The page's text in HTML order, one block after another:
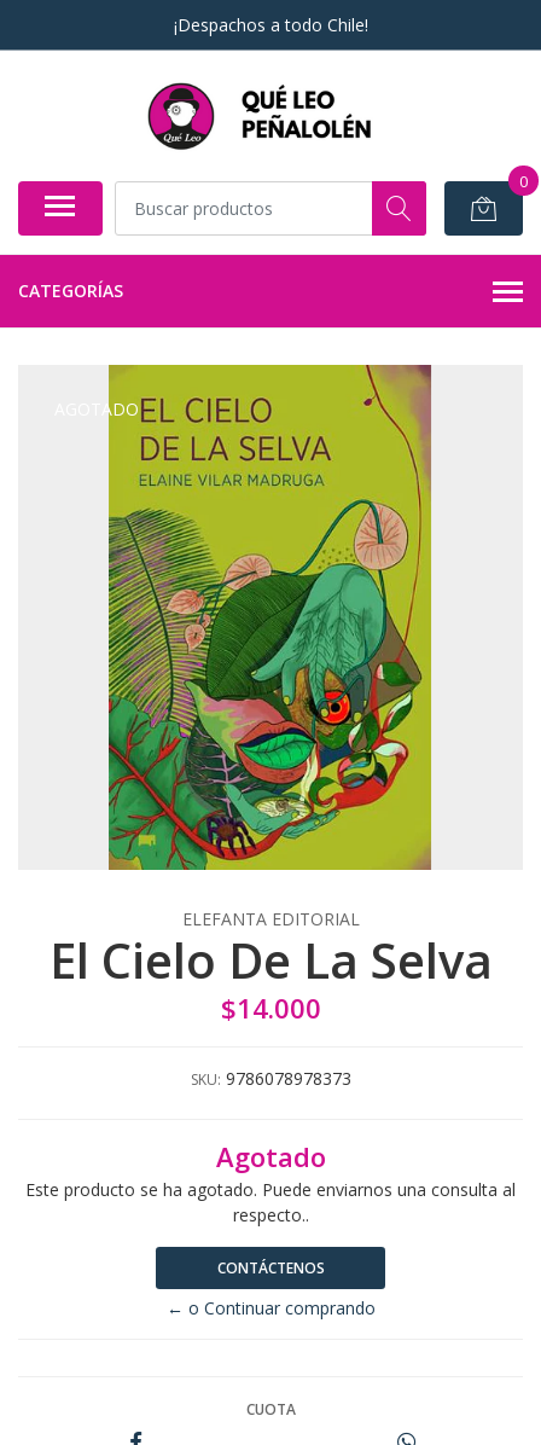
¡Despachos a todo Chile!
0
CATEGORÍAS
AGOTADO
ELEFANTA EDITORIAL
El Cielo De La Selva
$14.000
SKU: 9786078978373
Agotado
Este producto se ha agotado. Puede enviarnos una consulta al
respecto..
CONTÁCTENOS
← o Continuar comprando
CUOTA